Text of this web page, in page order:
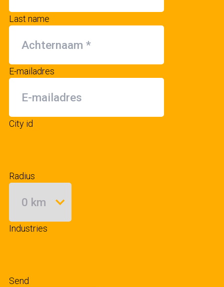
Last name
E-mailadres
City id
Radius
Industries
Send